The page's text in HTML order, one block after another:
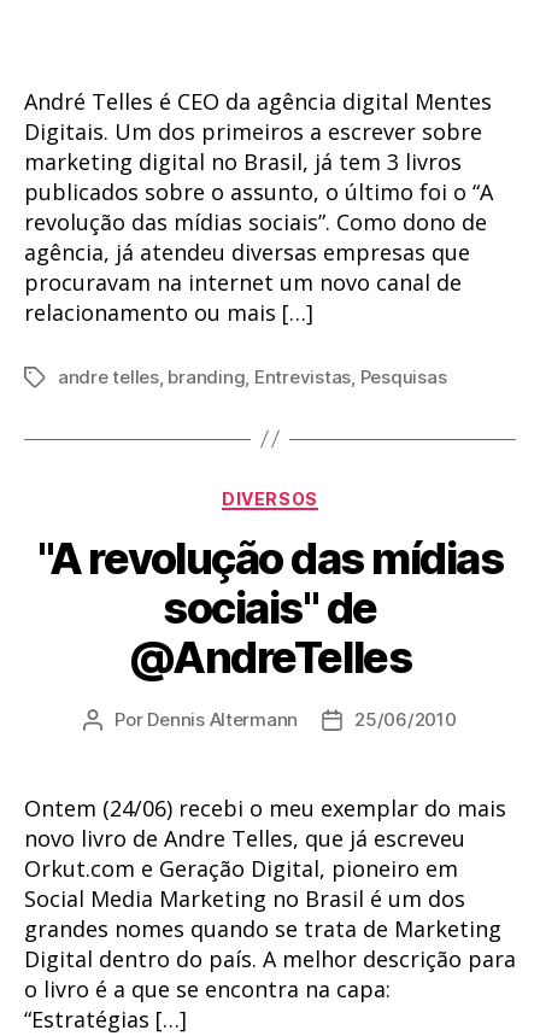
André Telles é CEO da agência digital Mentes
Digitais. Um dos primeiros a escrever sobre
marketing digital no Brasil, já tem 3 livros
publicados sobre o assunto, o último foi o “A
revolução das mídias sociais”. Como dono de
agência, já atendeu diversas empresas que
procuravam na internet um novo canal de
relacionamento ou mais […]
Tagsandre telles, branding, Entrevistas, Pesquisas
Categorias
DIVERSOS
"A revolução das mídias
sociais" de
@AndreTelles
Autor
Por Dennis Altermann
Data25/06/2010
Ontem (24/06) recebi o meu exemplar do mais
novo livro de Andre Telles, que já escreveu
Orkut.com e Geração Digital, pioneiro em
Social Media Marketing no Brasil é um dos
grandes nomes quando se trata de Marketing
Digital dentro do país. A melhor descrição para
o livro é a que se encontra na capa:
“Estratégias […]